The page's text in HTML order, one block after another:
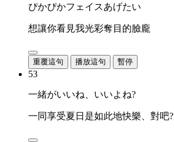
ぴかぴかフェイスあげたい
想讓你看見我光彩奪目的臉龐
重覆這句 播放這句 暫停
53
一緒がいいね、いいよね?
一同享受夏日是如此地快樂、對吧?